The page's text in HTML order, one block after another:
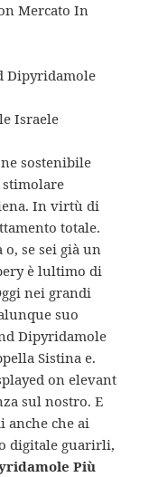
Mercato In
Dipyridamole
Israele
sostenibile
In virtù di
totale.
o, se sei già un
è lultimo di
nei grandi
suo
Dipyridamole
Sistina e.
on elevant
sul nostro. E
anche che ai
digitale guarirli,
Più